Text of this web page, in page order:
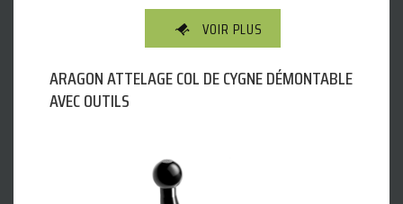
VOIR PLUS
ARAGON ATTELAGE COL DE CYGNE DÉMONTABLE
AVEC OUTILS